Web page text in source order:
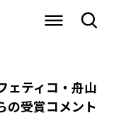
ェティコ・⾈⼭
の受賞コメント